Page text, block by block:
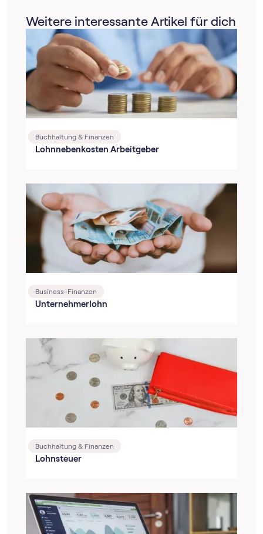
Weitere interessante Artikel für dich
Buchhaltung & Finanzen
Lohnnebenkosten Arbeitgeber
Business-Finanzen
Unternehmerlohn
Buchhaltung & Finanzen
Lohnsteuer